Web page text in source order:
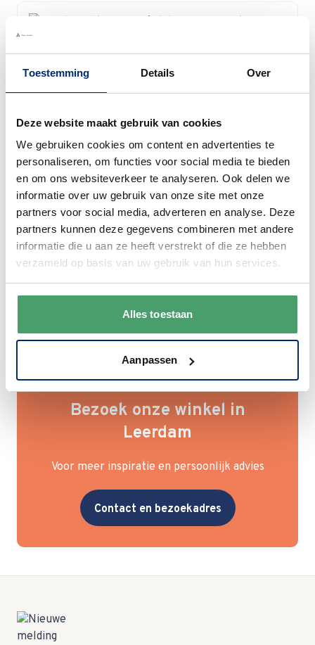
Toestemming Details Over
Deze website maakt gebruik van cookies
We gebruiken cookies om content en advertenties te
personaliseren, om functies voor social media te bieden
en om ons websiteverkeer te analyseren. Ook delen we
informatie over uw gebruik van onze site met onze
partners voor social media, adverteren en analyse. Deze
partners kunnen deze gegevens combineren met andere
informatie die u aan ze heeft verstrekt of die ze hebben
verzameld op basis van uw gebruik van hun services.
Alles toestaan
Aanpassen
Royal Doulton 1815 16-delige Serviesset 4-
Special Price
€ 239,95
Op voorraad
In winkelwagen
Bezoek onze winkel in
Leerdam
Voor meer inspiratie en persoonlijk advies
Contact en bezoekadres